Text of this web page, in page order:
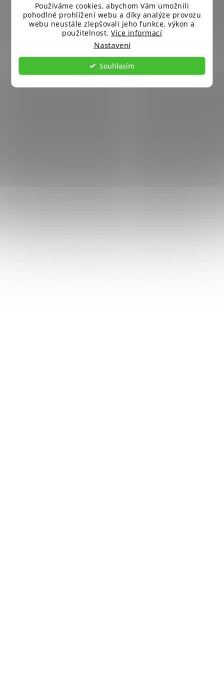
Používáme cookies, abychom Vám umožnili
pohodlné prohlížení webu a díky analýze provozu
webu neustále zlepšovali jeho funkce, výkon a
použitelnost. Více informací
Nastavení
Souhlasím